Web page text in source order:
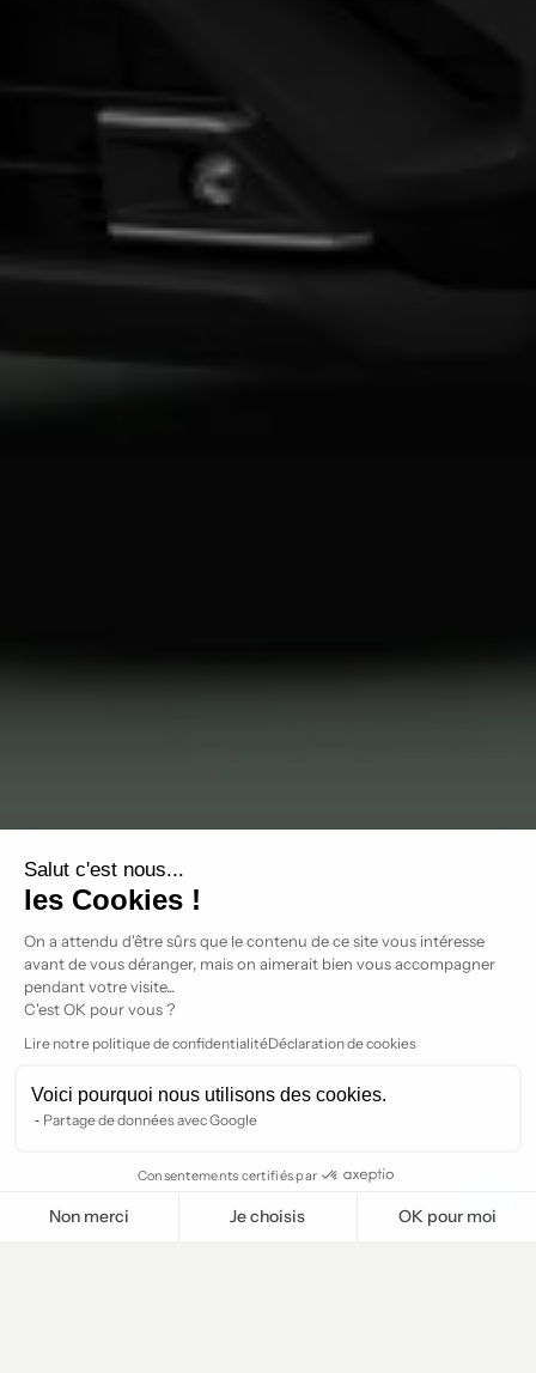
les Cookies !
ce site vous intéresse avant de vous
déranger, mais on aimerait bien vous accompagner pendant votre
visite...
C'est OK pour vous ?
Lire notre politique de confidentialitéDéclaration de cookies
Voici pourquoi nous utilisons des cookies.
Partage de données avec Google
Consentements certifiés par
Non merci Je choisis OK pour moi